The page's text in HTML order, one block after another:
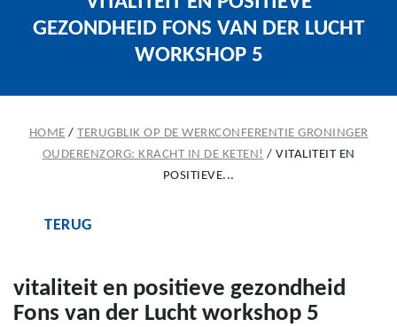
GEZONDHEID FONS VAN DER LUCHT
WORKSHOP 5
HOME / TERUGBLIK OP DE WERKCONFERENTIE GRONINGER
OUDERENZORG: KRACHT IN DE KETEN! / VITALITEIT EN
POSITIEVE...
TERUG
vitaliteit en positieve gezondheid
Fons van der Lucht workshop 5